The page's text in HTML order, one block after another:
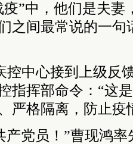
”中，他们是夫妻
之间最常说的一句
控中心接到上级反
指挥部命令：“这
严格隔离，防止疫
产党员！”曹现鸿